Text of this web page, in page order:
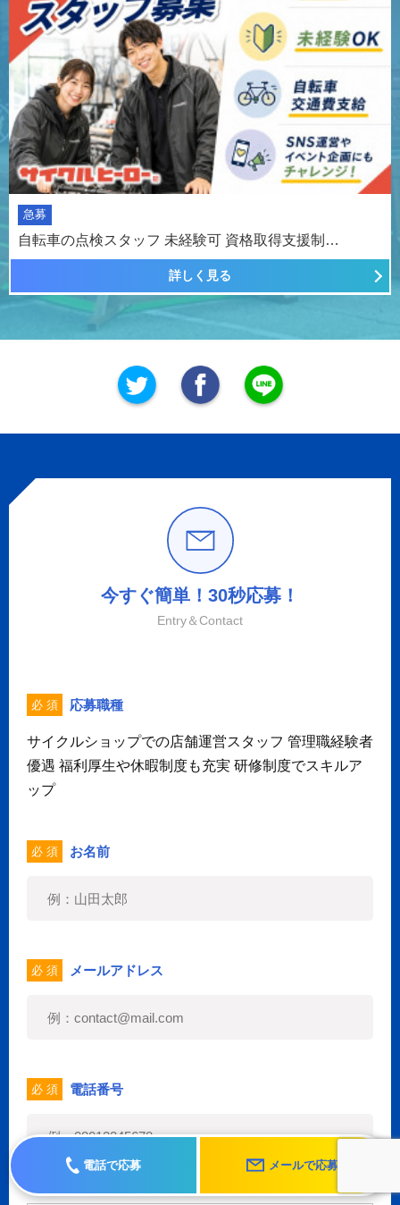
急募
自転車の点検スタッフ 未経験可 資格取得支援制…
詳しく見る
今すぐ簡単！30秒応募！
Entry＆Contact
必 須 応募職種
サイクルショップでの店舗運営スタッフ 管理職経験者
優遇 福利厚生や休暇制度も充実 研修制度でスキルア
ップ
必 須 お名前
必 須 メールアドレス
必 須 電話番号
電話で応募 メールで応募